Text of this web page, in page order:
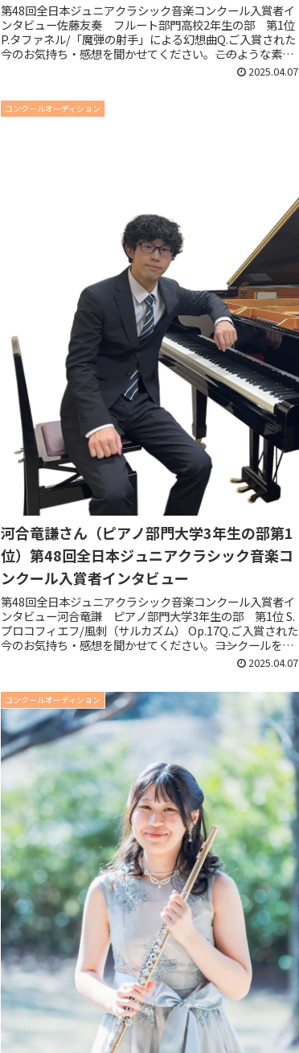
第48回全日本ジュニアクラシック音楽コンクール入賞者イ
ンタビュー佐藤友奏 フルート部門高校2年生の部 第1位
P.タファネル/「魔弾の射手」による幻想曲Q.ご入賞された
今のお気持ち・感想を聞かせてください。――このような素晴
2025.04.07
コンクールオーディション
河合竜謙さん（ピアノ部門大学3年生の部第1
位）第48回全日本ジュニアクラシック音楽コ
ンクール入賞者インタビュー
第48回全日本ジュニアクラシック音楽コンクール入賞者イ
ンタビュー河合竜謙 ピアノ部門大学3年生の部 第1位 S.
プロコフィエフ/風刺（サルカズム） Op.17Q.ご入賞された
今のお気持ち・感想を聞かせてください。――コンクールを受
2025.04.07
コンクールオーディション